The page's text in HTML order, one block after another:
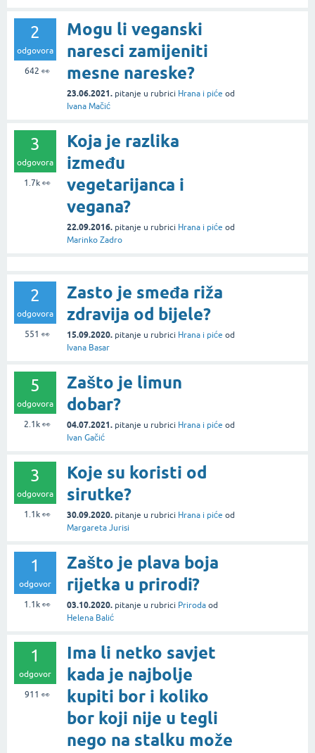
2
odgovora
642 👀
Mogu li veganski
naresci zamijeniti
mesne nareske?
23.06.2021. pitanje u rubrici Hrana i piće od
Ivana Mačić
3
odgovora
1.7k👀
Koja je razlika
između
vegetarijanca i
vegana?
22.09.2016. pitanje u rubrici Hrana i piće od
Marinko Zadro
2
odgovora
551 👀
Zasto je smeđa riža
zdravija od bijele?
15.09.2020. pitanje u rubrici Hrana i piće od
Ivana Basar
5
odgovora
2.1k👀
Zašto je limun
dobar?
04.07.2021. pitanje u rubrici Hrana i piće od
Ivan Gačić
3
odgovora
1.1k👀
Koje su koristi od
sirutke?
30.09.2020. pitanje u rubrici Hrana i piće od
Margareta Jurisi
1
odgovor
1.1k👀
Zašto je plava boja
rijetka u prirodi?
03.10.2020. pitanje u rubrici Priroda od
Helena Balić
1
odgovor
911 👀
Ima li netko savjet
kada je najbolje
kupiti bor i koliko
bor koji nije u tegli
nego na stalku može